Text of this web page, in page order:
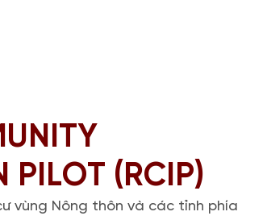
PILOT (RCIP)
vùng Nông thôn và các tỉnh phía